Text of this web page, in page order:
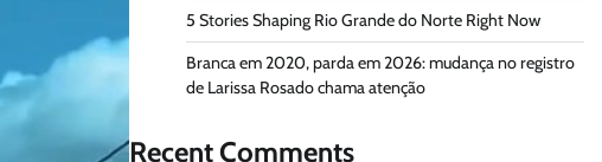
5 Stories Shaping Rio Grande do Norte Right Now
Branca em 2020, parda em 2026: mudança no registro
de Larissa Rosado chama atenção
Recent Comments